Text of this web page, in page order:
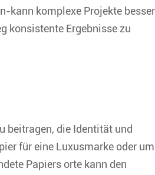
kann komplexe Projekte besser
konsistente Ergebnisse zu
beitragen, die Identität und
für eine Luxusmarke oder um
Papiers orte kann den